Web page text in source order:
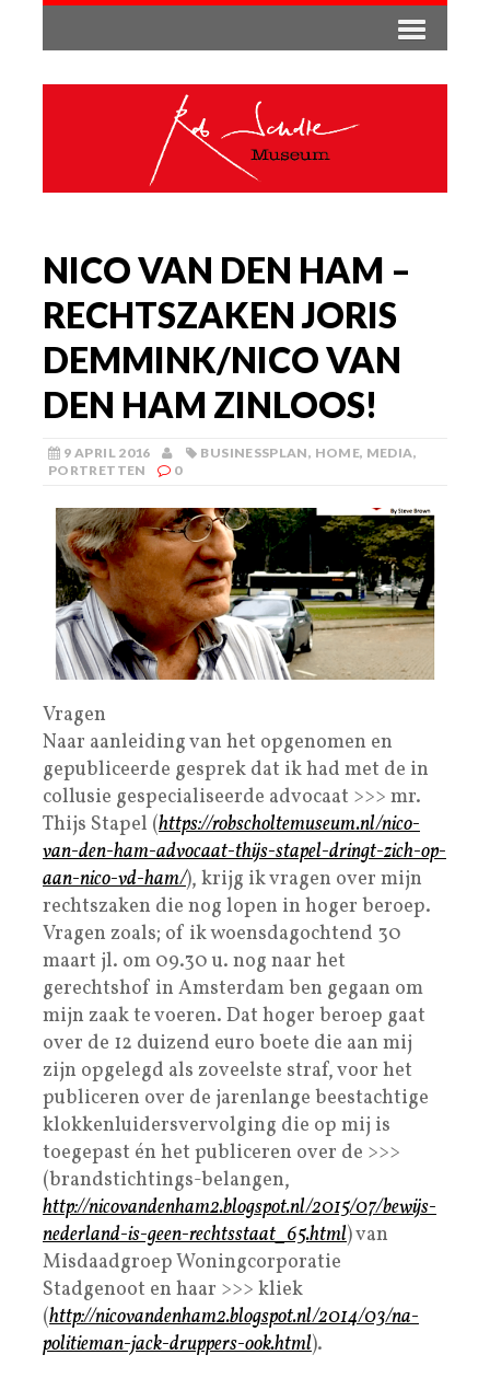
NICO VAN DEN HAM –
RECHTSZAKEN JORIS
DEMMINK/NICO VAN
DEN HAM ZINLOOS!
9 APRIL 2016 BUSINESSPLAN, HOME, MEDIA,
PORTRETTEN
0
Vragen
Naar aanleiding van het opgenomen en
gepubliceerde gesprek dat ik had met de in
collusie gespecialiseerde advocaat >>> mr.
Thijs Stapel (https://robscholtemuseum.nl/nico-
van-den-ham-advocaat-thijs-stapel-dringt-zich-op-
aan-nico-vd-ham/), krijg ik vragen over mijn
rechtszaken die nog lopen in hoger beroep.
Vragen zoals; of ik woensdagochtend 30
maart jl. om 09.30 u. nog naar het
gerechtshof in Amsterdam ben gegaan om
mijn zaak te voeren. Dat hoger beroep gaat
over de 12 duizend euro boete die aan mij
zijn opgelegd als zoveelste straf, voor het
publiceren over de jarenlange beestachtige
klokkenluidersvervolging die op mij is
toegepast én het publiceren over de >>>
(brandstichtings-belangen,
http://nicovandenham2.blogspot.nl/2015/07/bewijs-
nederland-is-geen-rechtsstaat_65.html) van
Misdaadgroep Woningcorporatie
Stadgenoot en haar >>> kliek
(http://nicovandenham2.blogspot.nl/2014/03/na-
politieman-jack-druppers-ook.html).